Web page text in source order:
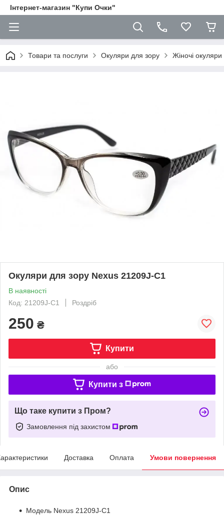
Iнтернет-магазин "Купи Очки"
Товари та послуги Окуляри для зору Жіночі
Окуляри для зору Nexus 21209J-C1
В наявності
Код: 21209J-C1
Роздріб
250 ₴
Купити
або
Купити з
Що таке купити з Пром?
Замовлення під захистом
Доставка Оплата Умови повернення
Опис
Модель Nexus 21209J-C1